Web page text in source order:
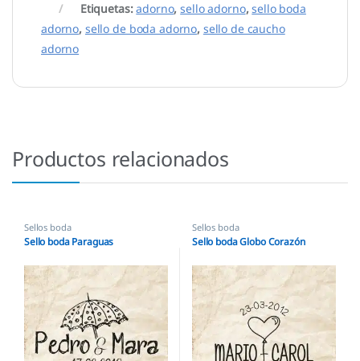
Etiquetas:adorno,sello adorno,sello boda
adorno, sello de boda adorno, sello de caucho
adorno
Productos relacionados
Sellos boda
Sello boda Paraguas
Sellos boda
Sello boda Globo Corazón